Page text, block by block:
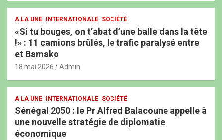
A LA UNE INTERNATIONALE SOCIÉTÉ
«Si tu bouges, on t’abat d’une balle dans la tête
!» : 11 camions brûlés, le trafic paralysé entre
et Bamako
18 mai 2026 Admin
A LA UNE INTERNATIONALE SOCIÉTÉ
Sénégal 2050 : le Pr Alfred Balacoune appelle à
une nouvelle stratégie de diplomatie
économique